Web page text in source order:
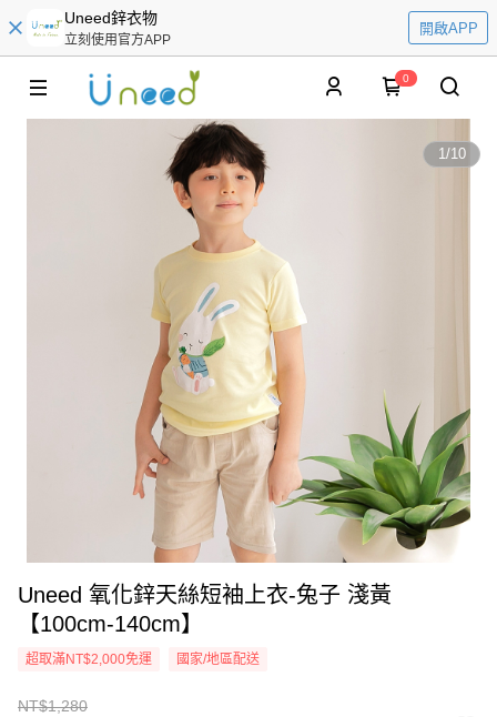
Uneed鋅衣物
立刻使用官方APP
開啟APP
0
1/10
Uneed 氧化鋅天絲短袖上衣-兔子 淺黃
【100cm-140cm】
超取滿NT$2,000免運 國家/地區配送
NT$1,280